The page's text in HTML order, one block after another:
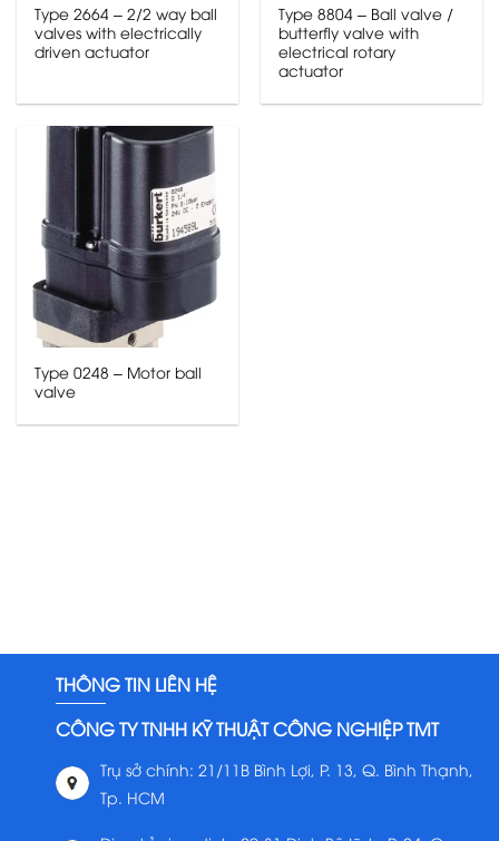
Type 2664 – 2/2 way ball
valves with electrically
driven actuator
Type 8804 – Ball valve /
butterfly valve with
electrical rotary
actuator
Type 0248 – Motor ball
valve
THÔNG TIN LIÊN HỆ
CÔNG TY TNHH KỸ THUẬT CÔNG NGHIỆP TMT
Trụ sở chính: 21/11B Bình Lợi, P. 13, Q. Bình Thạnh,
Tp. HCM